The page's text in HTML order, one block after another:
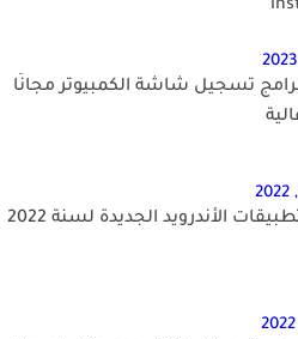
تسجيل شاشة الكمبيوتر مجانًا
الأندرويد الجديدة لسنة 2022